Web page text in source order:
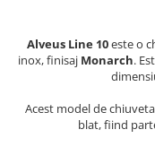
Alveus Line 10este o
inox, finisaj Monarch.
Acest model de
blat, fiind